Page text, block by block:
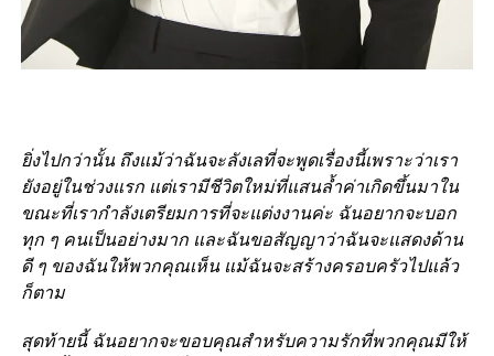
ยิ่งไปกว่านั้น ถึงแม้ว่าฉันจะลังเลที่จะพูดเรื่องนี้เพราะว่าเรา
ยังอยู่ในช่วงแรก แต่เรามีชีวิตใหม่ที่แสนล้ำค่าเกิดขึ้นมาใน
ขณะที่เรากำลังเตรียมการที่จะแต่งงานค่ะ ฉันอยากจะบอก
ทุก ๆ คนเป็นอย่างมาก และฉันขอสัญญาว่าฉันจะแสดงด้าน
ดี ๆ ของฉันให้พวกคุณเห็น แม้ฉันจะสร้างครอบครัวไปแล้ว
ก็ตาม
สุดท้ายนี้ ฉันอยากจะขอบคุณสำหรับความรักที่พวกคุณมีให้